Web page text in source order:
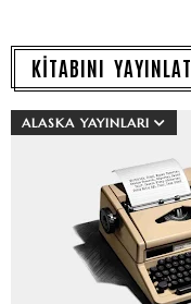
KİTABINI YAYINLAT
ALASKA YAYINLARI